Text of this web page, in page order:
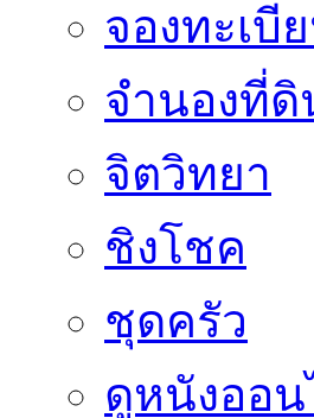
จองทะเบี
จำนองที่ดิ
จิตวิทยา
ชิงโชค
ชุดครัว
ดูหนังออ